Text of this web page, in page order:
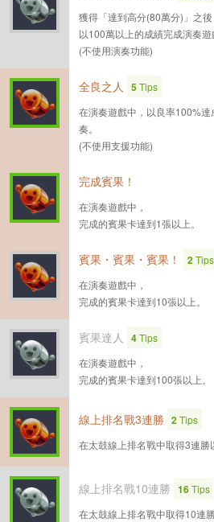
獲得「達到高分(80萬分)」之後
以100萬以上的成績完成演奏遊
(不使用演奏功能)
全良之人 5Tips
在演奏遊戲中，以良率100%
奏。
(不使用支援功能)
完成賓果！
在演奏遊戲中，
完成的賓果卡達到1張以上。
賓果・賓果・賓果！ 2Tips
在演奏遊戲中，
完成的賓果卡達到10張以上。
賓果達人 4Tips
在演奏遊戲中，
完成的賓果卡達到100張以上。
線上排名戰3連勝 2Tips
在太鼓線上排名戰中取得3連勝
線上排名戰10連勝 16Tips
在太鼓線上排名戰中取得10連勝